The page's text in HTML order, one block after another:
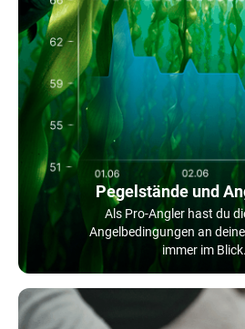
Pegelstände und
Als Pro-Angler hast du
Angelbedingungen an
immer im Blick.